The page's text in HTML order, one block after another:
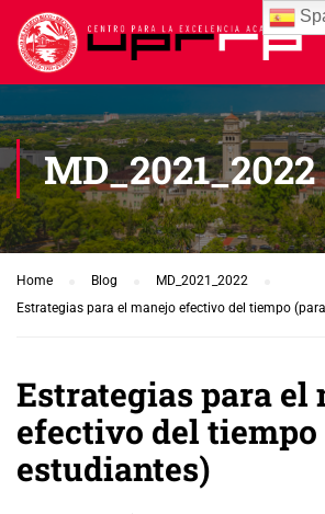
MD_2021_2022
Home Blog
MD_2021_2022
Estrategias para el manejo efectivo del tiempo
Estrategias para el
efectivo del tiempo
estudiantes)